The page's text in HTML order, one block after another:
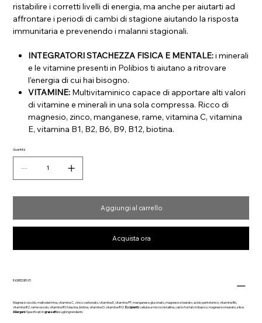
ristabilire i corretti livelli di energia, ma anche per aiutarti ad
affrontare i periodi di cambi di stagione aiutando la risposta
immunitaria e prevenendo i malanni stagionali.
INTEGRATORI STACHEZZA FISICA E MENTALE:i minerali
e le vitamine presenti in Polibios ti aiutano a ritrovare
l’energia di cui hai bisogno.
VITAMINE: Multivitaminico capace di apportare alti valori
di vitamine e minerali in una sola compressa. Ricco di
magnesio, zinco, manganese, rame, vitamina C, vitamina
E, vitamina B1, B2, B6, B9, B12, biotina.
Quantità
Aggiungi al carrello
Acquista ora
INGREDIENTI
Magnesio ossido, maltodestrina, vitamina C, zinco carbonato, vitamina E, vitamina PP, manganese gluconato, magnesio stearato, acido pantotenico, vitamina B6,
vitamina B2, rame ossido, vitamina B1, folacina, biotina, vitamina D, vitamina B12.Eccipienti:cellulosa microcristallina, calcio fosfato tribasico, magnesio stearato, silice.
Allergeni:Specificati ingrassettosugli ingrendienti.